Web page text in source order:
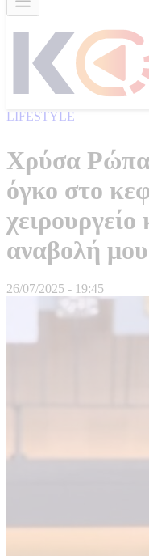
LIFESTYLE
Χρύσα
όγκο στο
αναβολή
26/07/2025 - 19:45